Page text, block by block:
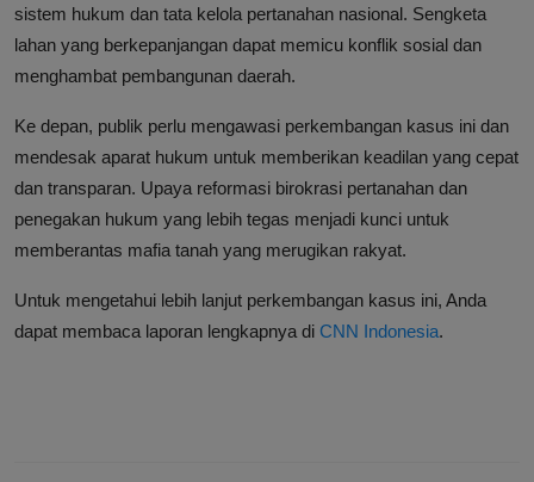
sistem hukum dan tata kelola pertanahan nasional. Sengketa
lahan yang berkepanjangan dapat memicu konflik sosial dan
menghambat pembangunan daerah.
Ke depan, publik perlu mengawasi perkembangan kasus ini dan
mendesak aparat hukum untuk memberikan keadilan yang cepat
dan transparan. Upaya reformasi birokrasi pertanahan dan
penegakan hukum yang lebih tegas menjadi kunci untuk
memberantas mafia tanah yang merugikan rakyat.
Untuk mengetahui lebih lanjut perkembangan kasus ini, Anda
dapat membaca laporan lengkapnya di CNN Indonesia.